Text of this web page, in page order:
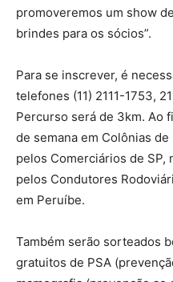
promoveremos um show
brindes para os sócios”.
Para se inscrever, é
telefones (11) 2111-1753,
Percurso será de 3km. Ao
de semana em Colônias
pelos Comerciários de SP,
pelos Condutores
em Peruíbe.
Também serão sorteados
gratuitos de PSA